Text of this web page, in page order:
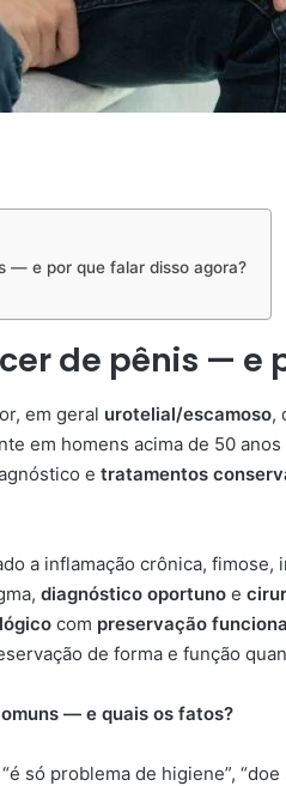
— e por que falar disso agora?
de pênis —
em geral urotelial/escamoso,
em homens acima de 50
e tratamentos
a inflamação crônica,
diagnóstico oportuno e
com preservação
de forma e função
— e quais os fatos?
só problema de higiene”,